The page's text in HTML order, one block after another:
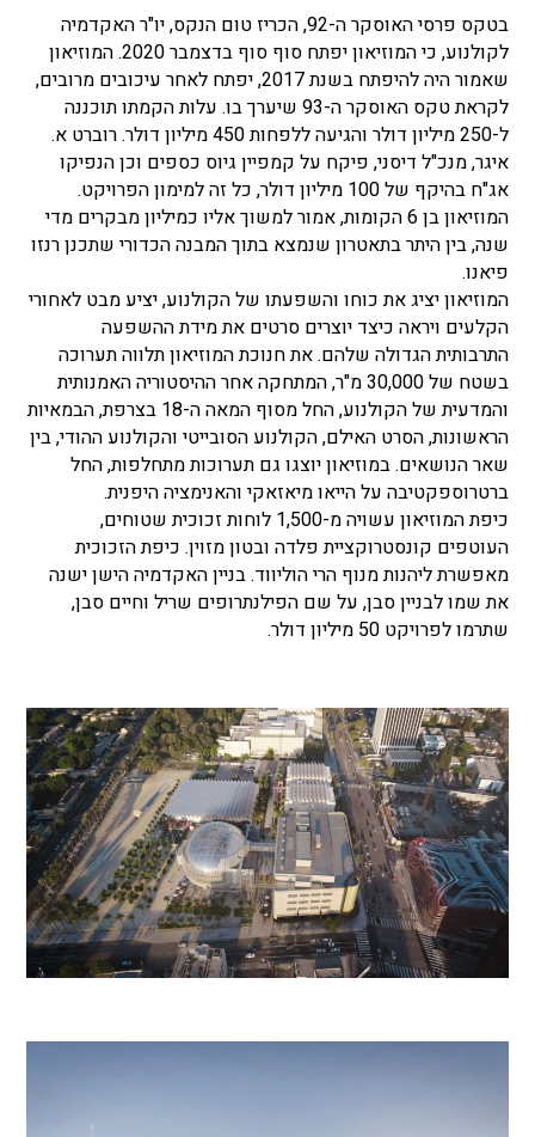
בטקס פרסי האוסקר ה-92, הכריז טום הנקס, יו"ר האקדמיה
לקולנוע, כי המוזיאון יפתח סוף סוף בדצמבר 2020. המוזיאון
שאמור היה להיפתח בשנת 2017, יפתח לאחר עיכובים מרובים,
לקראת טקס האוסקר ה-93 שיערך בו. עלות הקמתו תוכננה
ל-250 מיליון דולר והגיעה ללפחות 450 מיליון דולר. רוברט א.
איגר, מנכ"ל דיסני, פיקח על קמפיין גיוס כספים וכן הנפיקו
אג"ח בהיקף של 100 מיליון דולר, כל זה למימון הפרויקט.
המוזיאון בן 6 הקומות, אמור למשוך אליו כמיליון מבקרים מדי
שנה, בין היתר בתאטרון שנמצא בתוך המבנה הכדורי שתכנן רנזו
פיאנו.
המוזיאון יציג את כוחו והשפעתו של הקולנוע, יציע מבט לאחורי
הקלעים ויראה כיצד יוצרים סרטים את מידת ההשפעה
התרבותית הגדולה שלהם. את חנוכת המוזיאון תלווה תערוכה
בשטח של 30,000 מ"ר, המתחקה אחר ההיסטוריה האמנותית
והמדעית של הקולנוע, החל מסוף המאה ה-18 בצרפת, הבמאיות
הראשונות, הסרט האילם, הקולנוע הסובייטי והקולנוע ההודי, בין
שאר הנושאים. במוזיאון יוצגו גם תערוכות מתחלפות, החל
ברטרוספקטיבה על הייאו מיאזאקי והאנימציה היפנית.
כיפת המוזיאון עשויה מ-1,500 לוחות זכוכית שטוחים,
העוטפים קונסטרוקציית פלדה ובטון מזוין. כיפת הזכוכית
מאפשרת ליהנות מנוף הרי הוליווד. בניין האקדמיה הישן ישנה
את שמו לבניין סבן, על שם הפילנתרופים שריל וחיים סבן,
שתרמו לפרויקט 50 מיליון דולר.